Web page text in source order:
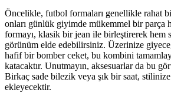
Öncelikle, futbol formaları genellikle rahat
onları günlük giyimde mükemmel bir parça
formayı, klasik bir jean ile birleştirerek hem
görünüm elde edebilirsiniz. Üzerinize
hafif bir bomber ceket, bu kombini
katacaktır. Unutmayın, aksesuarlar da bu
Birkaç sade bilezik veya şık bir saat,
ekleyecektir.